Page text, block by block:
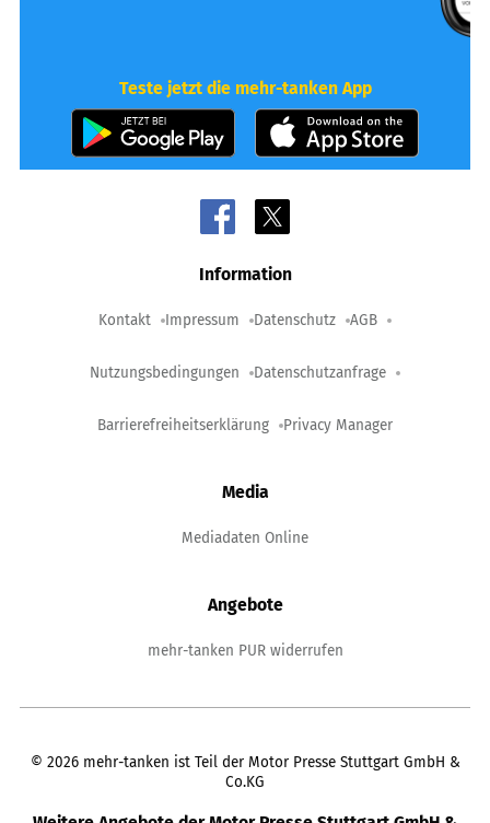
Teste jetzt die mehr-tanken App
Information
Kontakt Impressum Datenschutz AGB
Nutzungsbedingungen Datenschutzanfrage
Barrierefreiheitserklärung Privacy Manager
Media
Mediadaten Online
Angebote
mehr-tanken PUR widerrufen
© 2026 mehr-tanken ist Teil der Motor Presse Stuttgart GmbH &
Co.KG